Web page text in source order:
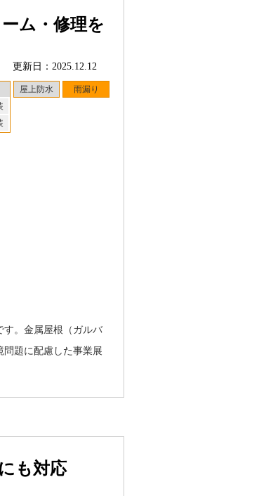
ム・修理を
更新日：2025.12.12
屋上防水 雨漏り
す。金属屋根（ガルバ
問題に配慮した事業展
も対応